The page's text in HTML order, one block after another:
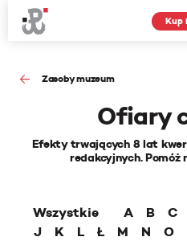
Kup
Zasoby muzeum
Ofiary
Efekty trwających 8 lat
redakcyjnych. Pomóż
Wszystkie A B C
J
K L Ł M N O